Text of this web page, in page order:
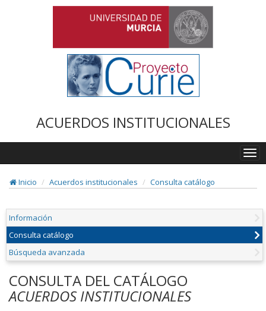
ACUERDOS INSTITUCIONALES
Inicio
Acuerdos institucionales Consulta catálogo
Información
Consulta catálogo
Búsqueda avanzada
CONSULTA DEL CATÁLOGO
ACUERDOS INSTITUCIONALES